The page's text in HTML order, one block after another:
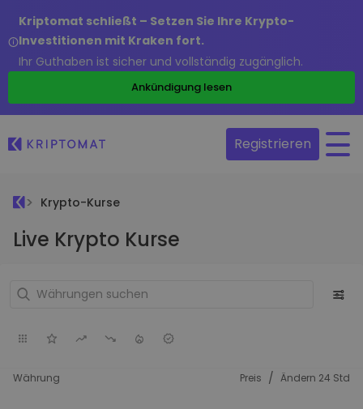
Kriptomat schließt – Setzen Sie Ihre Krypto-
Investitionen mit Kraken fort.
Ihr Guthaben ist sicher und vollständig zugänglich.
Ankündigung lesen
Registrieren
Krypto-Kurse
Live Krypto Kurse
Währung Preis / Ändern 24 Std